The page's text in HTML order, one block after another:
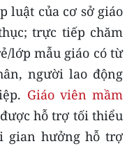
luật của cơ sở giáo
trực tiếp chăm
lớp mẫu giáo có từ
người lao động
Giáo viên mầm
hỗ trợ tối thiểu
gian hưởng hỗ trợ